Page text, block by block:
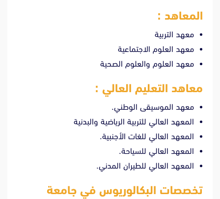
المعاهد :
معهد التربية
معهد العلوم الاجتماعية
معهد العلوم والعلوم الصحية
معاهد التعليم العالي :
معهد الموسيقى الوطني.
المعهد العالي للتربية الرياضية والبدنية
المعهد العالي للغات الأجنبية.
المعهد العالي للسياحة.
المعهد العالي للطيران المدني.
تخصصات البكالوريوس في جامعة